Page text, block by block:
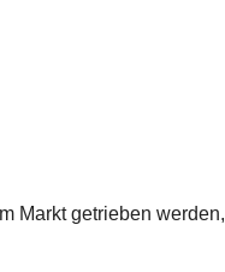
Markt getrieben werden,